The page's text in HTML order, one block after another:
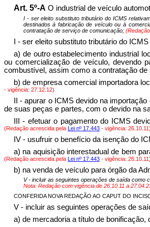
Art. 5º-A O industrial de veículo
I - ser eleito substituto tributário do ICMS
destinados à fabricação de veículo ou à
contratação de serviço de comunicação;
I - ser eleito substituto tributário do
a) de outro estabelecimento industrial
ou comercialização de veículo, devendo
combustível, assim como a contratação
b) de empresa comercial importadora
- vigência: 27.12.12)
II - apurar o ICMS devido na
de suas peças e partes, com o devido na
III - efetuar o pagamento do ICMS
(Redação acrescida pela Lei nº 17.443 - vigência: 26.10.11)
IV - usufruir o benefício da isenção do
a) na aquisição interestadual de bem
(Redação acrescida pela Lei nº 17.443 - vigência: 26.10.11)
b) na venda de veículo para órgão da
V - incluir as seguintes operações de saída como
Nota: Redação com vigência de 26.10.11 a
CONFERIDA NOVA REDAÇÃO AO CAPUT DO
V - incluir as seguintes operações de
a) de mercadoria a título de bonificação,